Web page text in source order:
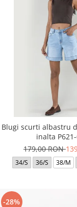
Blugi scurti albastru
inalta
179,00 RON
34/S 36/S 38/M
-28%